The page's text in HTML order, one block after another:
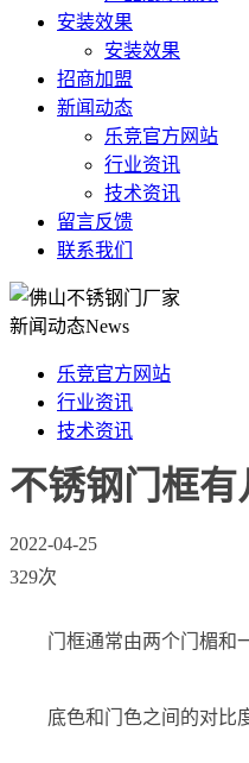
安装效果
安装效果
招商加盟
新闻动态
乐竞官方网站
行业资讯
技术资讯
留言反馈
联系我们
新闻动态News
乐竞官方网站
行业资讯
技术资讯
不锈钢门框有
2022-04-25
329次
门框通常由两个门楣和
底色和门色之间的对比